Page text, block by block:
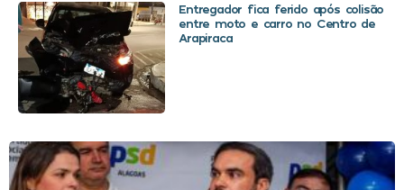
Entregador fica ferido após colisão
entre moto e carro no Centro de
Arapiraca